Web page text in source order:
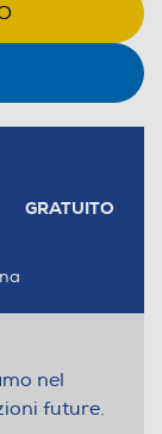
GRATUITO
nel
future.